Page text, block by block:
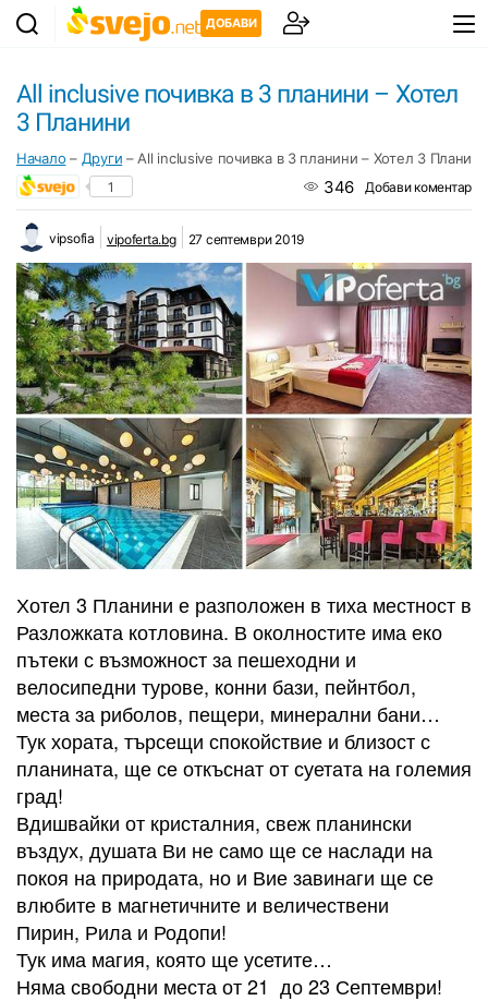
ДОБАВИ
Аll inclusive почивка в 3 планини – Хотел
3 Планини
Начало – Други – Аll inclusive почивка в 3 планини – Хотел 3 Планини
1 346 Добави коментар
vipsofia vipoferta.bg 27 септември 2019
Хотел 3 Планини е разположен в тиха местност в
Разложката котловина. В околностите има еко
пътеки с възможност за пешеходни и
велосипедни турове, конни бази, пейнтбол,
места за риболов, пещери, минерални бани…
Тук хората, търсещи спокойствие и близост с
планината, ще се откъснат от суетата на големия
град!
Вдишвайки от кристалния, свеж планински
въздух, душата Ви не само ще се наслади на
покоя на природата, но и Вие завинаги ще се
влюбите в магнетичните и величествени
Пирин, Рила и Родопи!
Тук има магия, която ще усетите…
Няма свободни места от 21 до 23 Септември!